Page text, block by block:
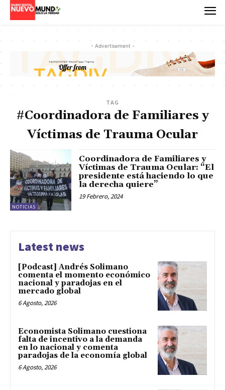
- Advertisement -
TAG
#Coordinadora de Familiares y
Víctimas de Trauma Ocular
NOTICIAS
Coordinadora de Familiares y
Víctimas de Trauma Ocular: “El
presidente está haciendo lo que
la derecha quiere”
19 Febrero, 2024
Latest news
[Podcast] Andrés Solimano
comenta el momento económico
nacional y paradojas en el
mercado global
6 Agosto, 2026
Economista Solimano cuestiona
falta de incentivo a la demanda
en lo nacional y comenta
paradojas de la economía global
6 Agosto, 2026